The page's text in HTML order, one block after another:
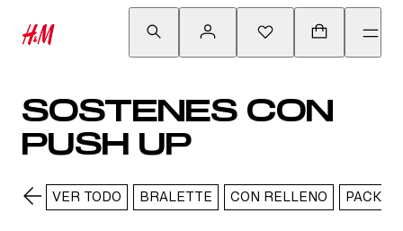
SOSTENES CON
PUSH UP
VER TODO BRALETTE CON RELLENO PACK